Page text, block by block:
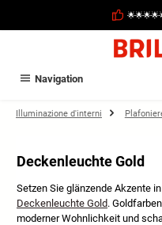
Navigation
Illuminazione d'interni
Deckenleuchte Gold
Setzen Sie glänzende Akzente
Deckenleuchte Gold.
moderner Wohnlichkeit und